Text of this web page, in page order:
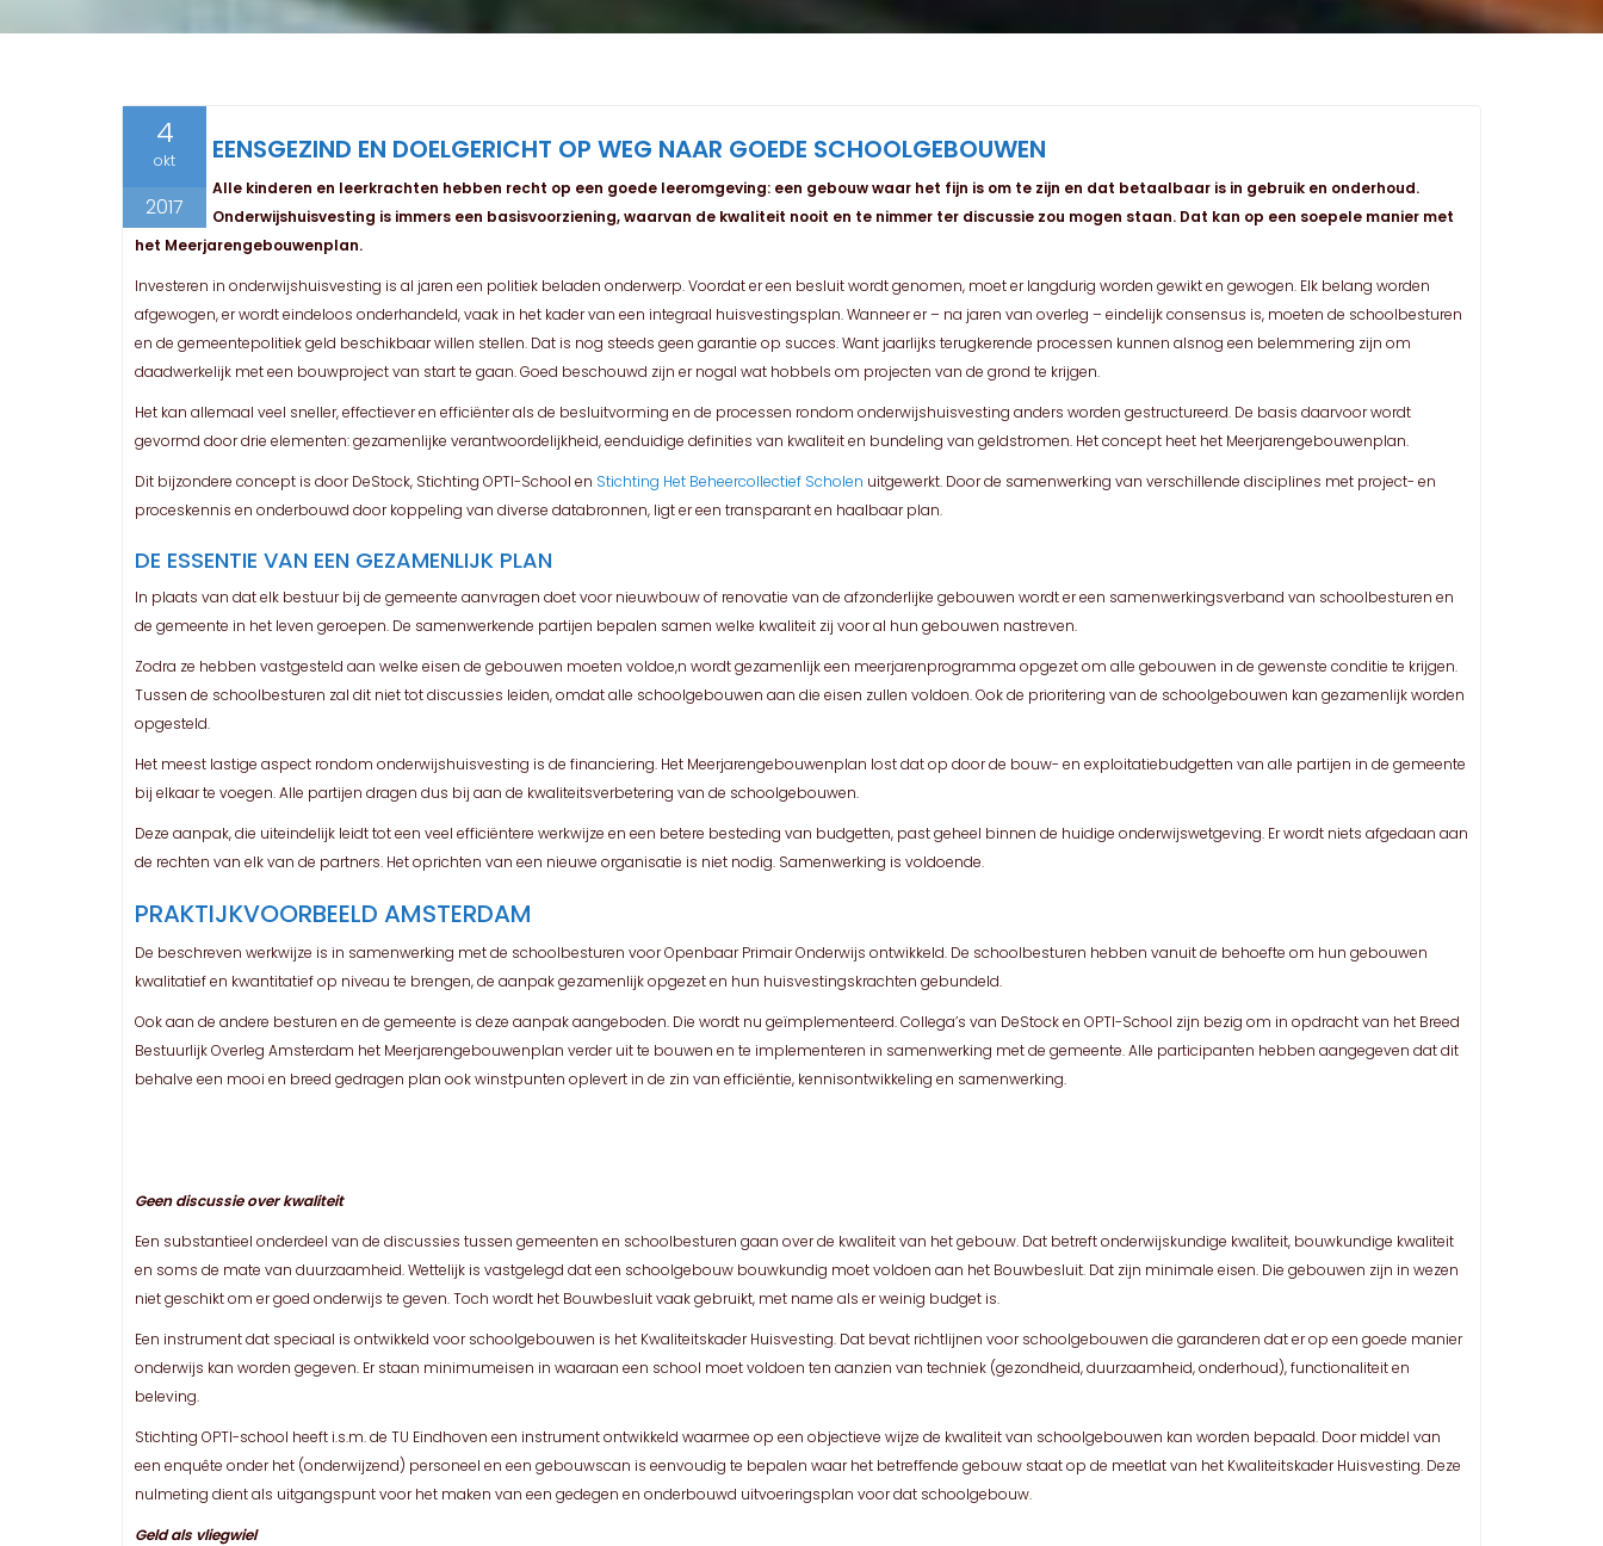
4
okt
2017
EENSGEZIND EN DOELGERICHT OP WEG NAAR GOEDE SCHOOLGEBOUWEN
Alle kinderen en leerkrachten hebben recht op een goede leeromgeving: een gebouw waar het fijn is om te zijn en dat betaalbaar is in gebruik en onderhoud.
Onderwijshuisvesting is immers een basisvoorziening, waarvan de kwaliteit nooit en te nimmer ter discussie zou mogen staan. Dat kan op een soepele manier met
het Meerjarengebouwenplan.
Investeren in onderwijshuisvesting is al jaren een politiek beladen onderwerp. Voordat er een besluit wordt genomen, moet er langdurig worden gewikt en gewogen. Elk belang worden
afgewogen, er wordt eindeloos onderhandeld, vaak in het kader van een integraal huisvestingsplan. Wanneer er – na jaren van overleg – eindelijk consensus is, moeten de schoolbesturen
en de gemeentepolitiek geld beschikbaar willen stellen. Dat is nog steeds geen garantie op succes. Want jaarlijks terugkerende processen kunnen alsnog een belemmering zijn om
daadwerkelijk met een bouwproject van start te gaan. Goed beschouwd zijn er nogal wat hobbels om projecten van de grond te krijgen.
Het kan allemaal veel sneller, effectiever en efficiënter als de besluitvorming en de processen rondom onderwijshuisvesting anders worden gestructureerd. De basis daarvoor wordt
gevormd door drie elementen: gezamenlijke verantwoordelijkheid, eenduidige definities van kwaliteit en bundeling van geldstromen. Het concept heet het Meerjarengebouwenplan.
Dit bijzondere concept is door DeStock, Stichting OPTI-School en Stichting Het Beheercollectief Scholen uitgewerkt. Door de samenwerking van verschillende disciplines met project- en
proceskennis en onderbouwd door koppeling van diverse databronnen, ligt er een transparant en haalbaar plan.
DE ESSENTIE VAN EEN GEZAMENLIJK PLAN
In plaats van dat elk bestuur bij de gemeente aanvragen doet voor nieuwbouw of renovatie van de afzonderlijke gebouwen wordt er een samenwerkingsverband van schoolbesturen en
de gemeente in het leven geroepen. De samenwerkende partijen bepalen samen welke kwaliteit zij voor al hun gebouwen nastreven.
Zodra ze hebben vastgesteld aan welke eisen de gebouwen moeten voldoe,n wordt gezamenlijk een meerjarenprogramma opgezet om alle gebouwen in de gewenste conditie te krijgen.
Tussen de schoolbesturen zal dit niet tot discussies leiden, omdat alle schoolgebouwen aan die eisen zullen voldoen. Ook de prioritering van de schoolgebouwen kan gezamenlijk worden
opgesteld.
Het meest lastige aspect rondom onderwijshuisvesting is de financiering. Het Meerjarengebouwenplan lost dat op door de bouw- en exploitatiebudgetten van alle partijen in de gemeente
bij elkaar te voegen. Alle partijen dragen dus bij aan de kwaliteitsverbetering van de schoolgebouwen.
Deze aanpak, die uiteindelijk leidt tot een veel efficiëntere werkwijze en een betere besteding van budgetten, past geheel binnen de huidige onderwijswetgeving. Er wordt niets afgedaan aan
de rechten van elk van de partners. Het oprichten van een nieuwe organisatie is niet nodig. Samenwerking is voldoende.
PRAKTIJKVOORBEELD AMSTERDAM
De beschreven werkwijze is in samenwerking met de schoolbesturen voor Openbaar Primair Onderwijs ontwikkeld. De schoolbesturen hebben vanuit de behoefte om hun gebouwen
kwalitatief en kwantitatief op niveau te brengen, de aanpak gezamenlijk opgezet en hun huisvestingskrachten gebundeld.
Ook aan de andere besturen en de gemeente is deze aanpak aangeboden. Die wordt nu geïmplementeerd. Collega’s van DeStock en OPTI-School zijn bezig om in opdracht van het Breed
Bestuurlijk Overleg Amsterdam het Meerjarengebouwenplan verder uit te bouwen en te implementeren in samenwerking met de gemeente. Alle participanten hebben aangegeven dat dit
behalve een mooi en breed gedragen plan ook winstpunten oplevert in de zin van efficiëntie, kennisontwikkeling en samenwerking.
Geen discussie over kwaliteit
Een substantieel onderdeel van de discussies tussen gemeenten en schoolbesturen gaan over de kwaliteit van het gebouw. Dat betreft onderwijskundige kwaliteit, bouwkundige kwaliteit
en soms de mate van duurzaamheid. Wettelijk is vastgelegd dat een schoolgebouw bouwkundig moet voldoen aan het Bouwbesluit. Dat zijn minimale eisen. Die gebouwen zijn in wezen
niet geschikt om er goed onderwijs te geven. Toch wordt het Bouwbesluit vaak gebruikt, met name als er weinig budget is.
Een instrument dat speciaal is ontwikkeld voor schoolgebouwen is het Kwaliteitskader Huisvesting. Dat bevat richtlijnen voor schoolgebouwen die garanderen dat er op een goede manier
onderwijs kan worden gegeven. Er staan minimumeisen in waaraan een school moet voldoen ten aanzien van techniek (gezondheid, duurzaamheid, onderhoud), functionaliteit en
beleving.
Stichting OPTI-school heeft i.s.m. de TU Eindhoven een instrument ontwikkeld waarmee op een objectieve wijze de kwaliteit van schoolgebouwen kan worden bepaald. Door middel van
een enquête onder het (onderwijzend) personeel en een gebouwscan is eenvoudig te bepalen waar het betreffende gebouw staat op de meetlat van het Kwaliteitskader Huisvesting. Deze
nulmeting dient als uitgangspunt voor het maken van een gedegen en onderbouwd uitvoeringsplan voor dat schoolgebouw.
Geld als vliegwiel